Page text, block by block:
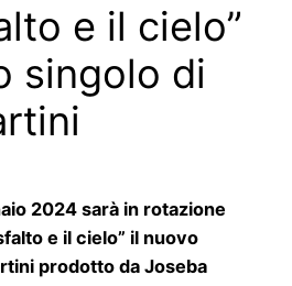
e il cielo”
singolo di
2024 sarà in rotazione
e il cielo” il nuovo
prodotto da Joseba